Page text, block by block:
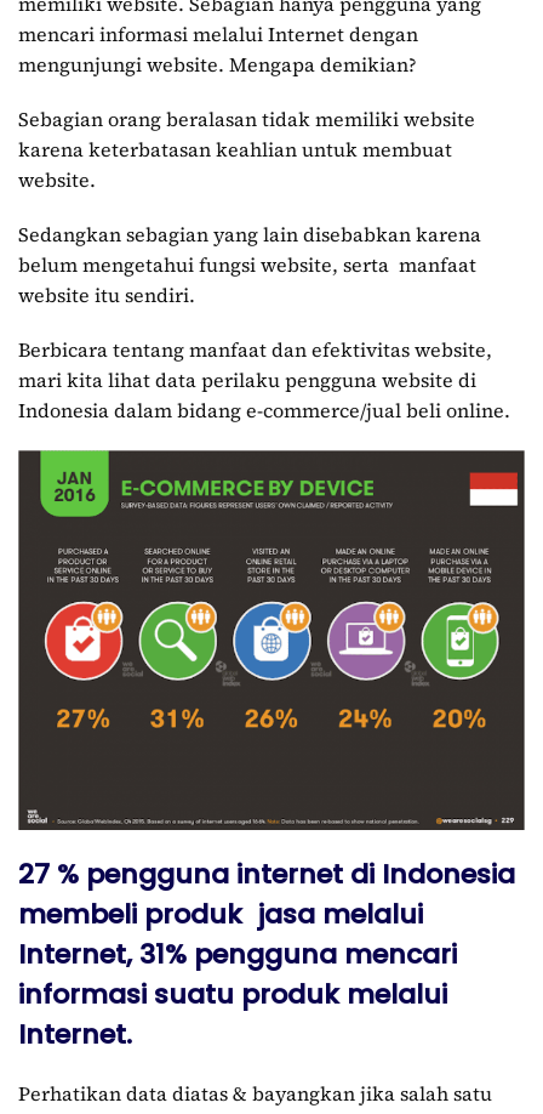
mencari informasi melalui Internet dengan
mengunjungi website. Mengapa demikian?
Sebagian orang beralasan tidak memiliki website
karena keterbatasan keahlian untuk membuat
website.
Sedangkan sebagian yang lain disebabkan karena
belum mengetahui fungsi website, serta manfaat
website itu sendiri.
Berbicara tentang manfaat dan efektivitas website,
mari kita lihat data perilaku pengguna website di
Indonesia dalam bidang e-commerce/jual beli online.
27 % pengguna internet di Indonesia
membeli produk jasa melalui
Internet, 31% pengguna mencari
informasi suatu produk melalui
Internet.
Perhatikan data diatas & bayangkan jika salah satu